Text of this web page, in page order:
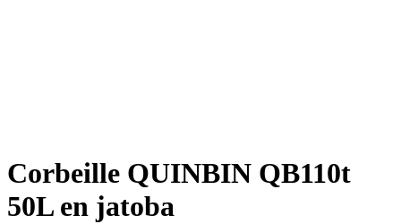
Corbeille QUINBIN QB110t
50L en jatoba